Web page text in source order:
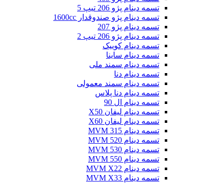
تسمه دینام پژو 206 تیپ 5
تسمه دینام پژو صندوقدار 1600cc
تسمه دینام پژو 207
تسمه دینام پژو 206 تیپ 2
تسمه دینام کوییک
تسمه دینام ساینا
تسمه دینام سمند ملی
تسمه دینام دنا
تسمه دینام سمند معمولی
تسمه دینام دنا پلاس
تسمه دینام ال 90
تسمه دینام لیفان X50
تسمه دینام لیفان X60
تسمه دینام MVM 315
تسمه دینام MVM 520
تسمه دینام MVM 530
تسمه دینام MVM 550
تسمه دینام MVM X22
تسمه دینام MVM X33